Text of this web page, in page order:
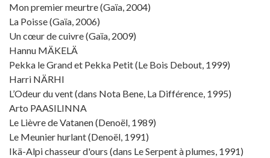
Mon premier meurtre (Gaïa, 2004)
La Poisse (Gaïa, 2006)
Un cœur de cuivre (Gaïa, 2009)
Hannu MÄKELÄ
Pekka le Grand et Pekka Petit (Le Bois Debout, 1999)
Harri NÄRHI
L’Odeur du vent (dans Nota Bene, La Différence, 1995)
Arto PAASILINNA
Le Lièvre de Vatanen (Denoël, 1989)
Le Meunier hurlant (Denoël, 1991)
Ikä-Alpi chasseur d'ours (dans Le Serpent à plumes, 1991)